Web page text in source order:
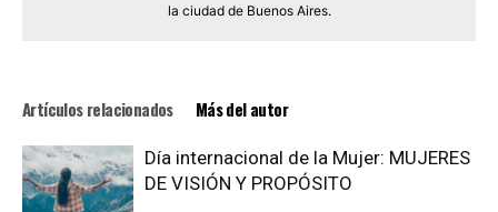
la ciudad de Buenos Aires.
Artículos relacionados Más del autor
Día internacional de la Mujer: MUJERES
DE VISIÓN Y PROPÓSITO